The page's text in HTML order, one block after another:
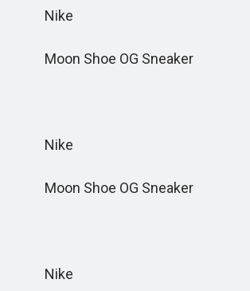
Nike
Moon Shoe OG Sneaker
Nike
Moon Shoe OG Sneaker
Nike